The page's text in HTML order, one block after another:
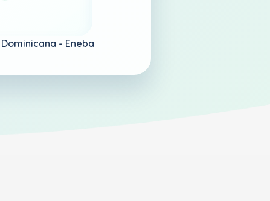
Dominicana - Eneba